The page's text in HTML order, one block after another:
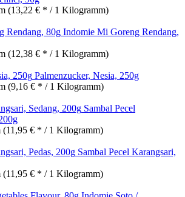
(13,22 € * / 1 Kilogramm)
Indomie Mi Goreng Rendang,
(12,38 € * / 1 Kilogramm)
Palmenzucker, Nesia, 250g
(9,16 € * / 1 Kilogramm)
Sambal Pecel
(11,95 € * / 1 Kilogramm)
Sambal Pecel Karangsari,
(11,95 € * / 1 Kilogramm)